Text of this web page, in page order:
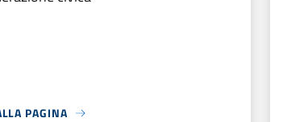
PAGINA